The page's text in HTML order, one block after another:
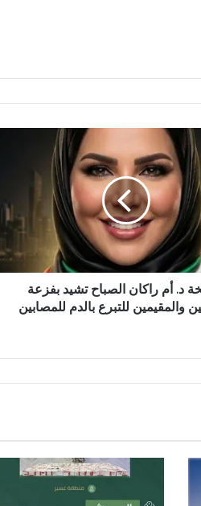
د. أم راكان الصباح تشيد بفزعة
والمقيمين للتبرع بالدم للمصابين